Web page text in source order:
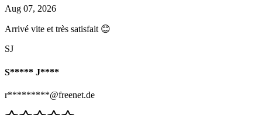
Aug 07, 2026
Arrivé vite et très satisfait 😊
SJ
S***** J****
r*********@freenet.de